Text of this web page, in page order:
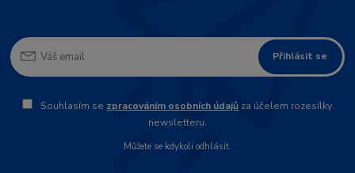
Přihlásit se
Souhlasím se zpracováním osobních údajů za účelem rozesílky
newsletteru.
Můžete se kdykoli odhlásit.